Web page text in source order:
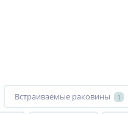
Встраиваемые раковины 1